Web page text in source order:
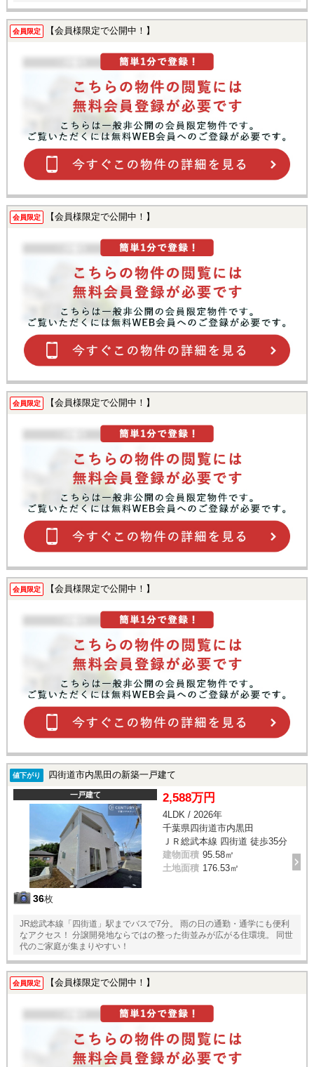
会員限定 【会員様限定で公開中！】
会員限定 【会員様限定で公開中！】
会員限定 【会員様限定で公開中！】
会員限定 【会員様限定で公開中！】
値下がり 四街道市内黒田の新築一戸建て
一戸建て
36枚
2,588万円
4LDK / 2026年
千葉県四街道市内黒田
ＪＲ総武本線 四街道 徒歩35分
建物面積 95.58㎡
土地面積 176.53㎡
JR総武本線「四街道」駅までバスで7分。 雨の日の通勤・通学にも便利
なアクセス！ 分譲開発地ならではの整った街並みが広がる住環境。 同世
代のご家庭が集まりやすい！
会員限定 【会員様限定で公開中！】